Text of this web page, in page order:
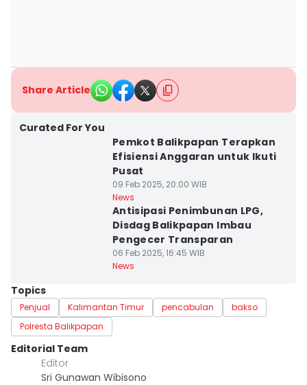
Share Article
Curated For You
Pemkot Balikpapan Terapkan
Efisiensi Anggaran untuk Ikuti
Pusat
09 Feb 2025, 20:00 WIB
News
Antisipasi Penimbunan LPG,
Disdag Balikpapan Imbau
Pengecer Transparan
06 Feb 2025, 16:45 WIB
News
Topics
Penjual Kalimantan Timur pencabulan
bakso
Polresta Balikpapan
Editorial Team
Editor
Sri Gunawan Wibisono